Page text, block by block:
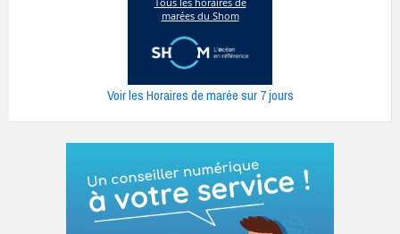
Voir les Horaires de marée sur 7 jours